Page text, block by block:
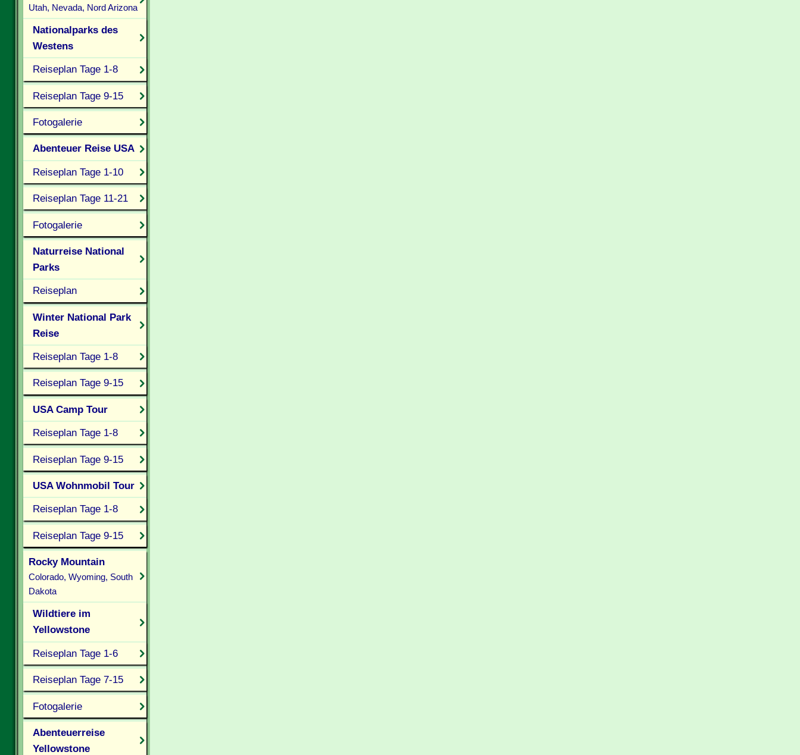
Utah, Nevada, Nord Arizona
Nationalparks des
Westens
Reiseplan Tage 1-8
Reiseplan Tage 9-15
Fotogalerie
Abenteuer Reise USA
Reiseplan Tage 1-10
Reiseplan Tage 11-21
Fotogalerie
Naturreise National
Parks
Reiseplan
Winter National Park
Reise
Reiseplan Tage 1-8
Reiseplan Tage 9-15
USA Camp Tour
Reiseplan Tage 1-8
Reiseplan Tage 9-15
USA Wohnmobil Tour
Reiseplan Tage 1-8
Reiseplan Tage 9-15
Rocky Mountain
Colorado, Wyoming, South
Dakota
Wildtiere im
Yellowstone
Reiseplan Tage 1-6
Reiseplan Tage 7-15
Fotogalerie
Abenteuerreise
Yellowstone